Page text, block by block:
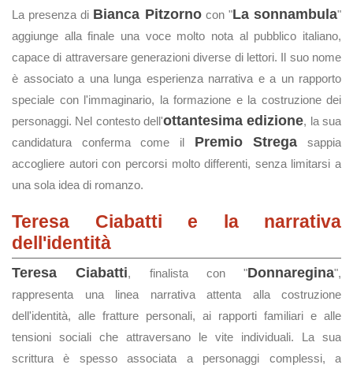
La presenza di Bianca Pitzornocon "La sonnambula"
aggiunge alla finale una voce molto nota al pubblico italiano,
capace di attraversare generazioni diverse di lettori. Il suo nome
è associato a una lunga esperienza narrativa e a un rapporto
speciale con l'immaginario, la formazione e la costruzione dei
personaggi. Nel contesto dell'ottantesima edizione, la sua
candidatura conferma come il Premio Strega sappia
accogliere autori con percorsi molto differenti, senza limitarsi a
una sola idea di romanzo.
Teresa Ciabatti e la narrativa
dell'identità
Teresa Ciabatti, finalista con "Donnaregina",
rappresenta una linea narrativa attenta alla costruzione
dell'identità, alle fratture personali, ai rapporti familiari e alle
tensioni sociali che attraversano le vite individuali. La sua
scrittura è spesso associata a personaggi complessi, a